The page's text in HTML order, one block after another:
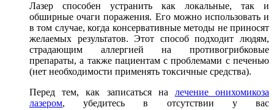
Лазер способен устранить как локальные, так и
обширные очаги поражения. Его можно использовать и
в том случае, когда консервативные методы не приносят
желаемых результатов. Этот способ подходит людям,
страдающим аллергией на противогрибковые
препараты, а также пациентам с проблемами с печенью
(нет необходимости применять токсичные средства).
Перед тем, как записаться на лечение онихомикоза
лазером, убедитесь в отсутствии у вас